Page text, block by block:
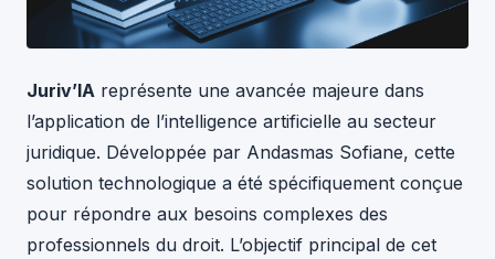
Juriv’IA représente une avancée majeure dans
l’application de l’intelligence artificielle au secteur
juridique. Développée par Andasmas Sofiane, cette
solution technologique a été spécifiquement conçue
pour répondre aux besoins complexes des
professionnels du droit. L’objectif principal de cet